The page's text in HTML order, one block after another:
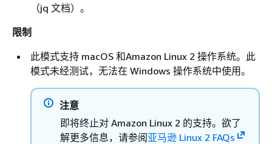
（jq 文档）。
限制
此模式支持 macOS 和Amazon Linux 2 操作系统。此
模式未经测试，无法在 Windows 操作系统中使用。
注意
即将终止对 Amazon Linux 2 的支持。欲了
解更多信息，请参阅亚马逊 Linux 2 FAQs